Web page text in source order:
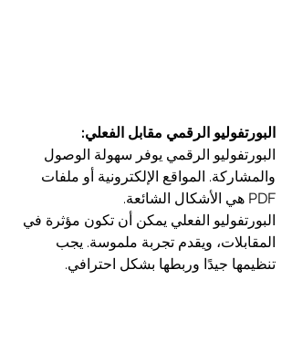
البورتفوليو الرقمي مقابل الفعلي:
البورتفوليو الرقمي يوفر سهولة الوصول
والمشاركة. المواقع الإلكترونية أو ملفات
PDF هي الأشكال الشائعة.
البورتفوليو الفعلي يمكن أن تكون مؤثرة في
المقابلات، ويقدم تجربة ملموسة. يجب
تنظيمها جيدًا وربطها بشكل احترافي.